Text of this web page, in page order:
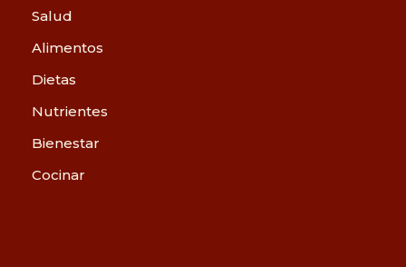
Salud
Alimentos
Dietas
Nutrientes
Bienestar
Cocinar